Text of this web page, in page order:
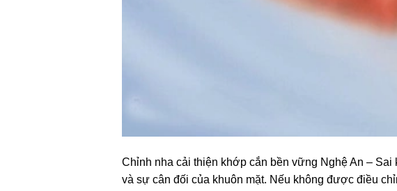
Chỉnh nha cải thiện khớp cắn bền vững Nghệ An –
và sự cân đối của khuôn mặt. Nếu không được điều